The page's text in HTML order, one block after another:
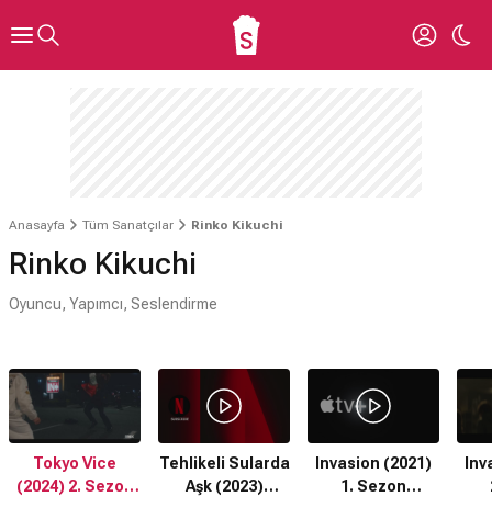
Anasayfa Tüm Sanatçılar Rinko Kikuchi
Rinko Kikuchi
Oyuncu, Yapımcı, Seslendirme
Tokyo Vice
(2024) 2. Sezon
Tehlikeli Sularda
Aşk (2023)
Invasion (2021)
1. Sezon